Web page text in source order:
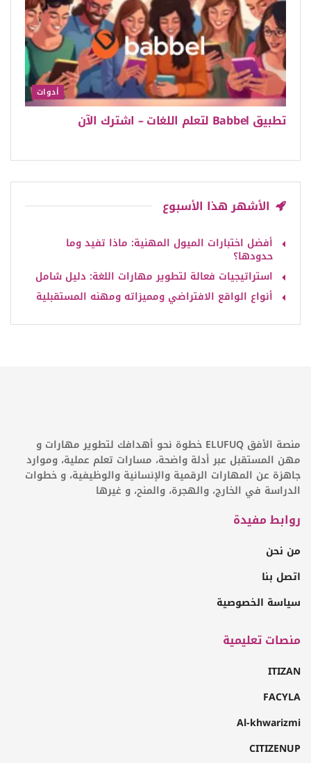
أدوات
تطبيق Babbel لتعلم اللغات – اشترك الآن
الأشهر هذا الأسبوع
أفضل اختبارات الميول المهنية: ماذا تفيد وما
حدودها؟
استراتيجيات فعالة لتطوير مهارات اللغة: دليل شامل
أنواع الواقع الافتراضي ومميزاته ومهنه المستقبلية
منصة الأفق ELUFUQ خطوة نحو أهدافك لتطوير مهارات و
مهن المستقبل عبر أدلة واضحة، مسارات تعلم عملية، وموارد
جاهزة عن المهارات الرقمية والإنسانية والوظيفية، و خطوات
الدراسة في الخارج، والهجرة، والمنح، و غيرها
روابط مفيدة
من نحن
اتصل بنا
سياسة الخصوصية
منصات تعليمية
ITIZAN
FACYLA
Al-khwarizmi
CITIZENUP